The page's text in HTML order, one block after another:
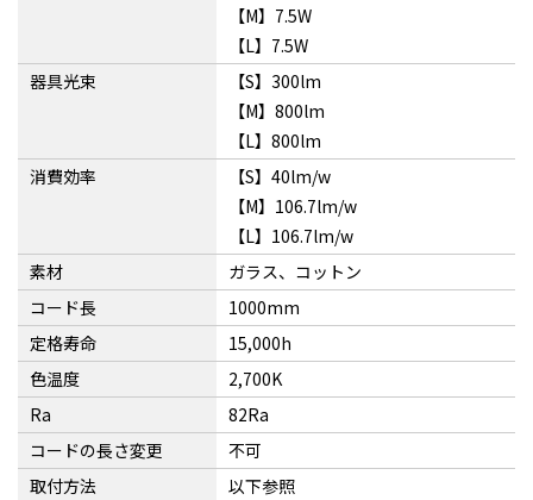
【M】7.5W
【L】7.5W
器具光束
【S】300lm
【M】800lm
【L】800lm
消費効率
【S】40lm/w
【M】106.7lm/w
【L】106.7lm/w
素材
ガラス、コットン
コード長
1000mm
定格寿命
15,000h
色温度
2,700K
Ra
82Ra
コードの長さ変更
不可
取付方法
以下参照